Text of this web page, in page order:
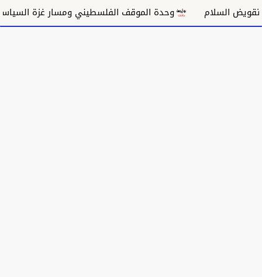
وحدة الموقف الفلسطيني ومسار غزة السياسي